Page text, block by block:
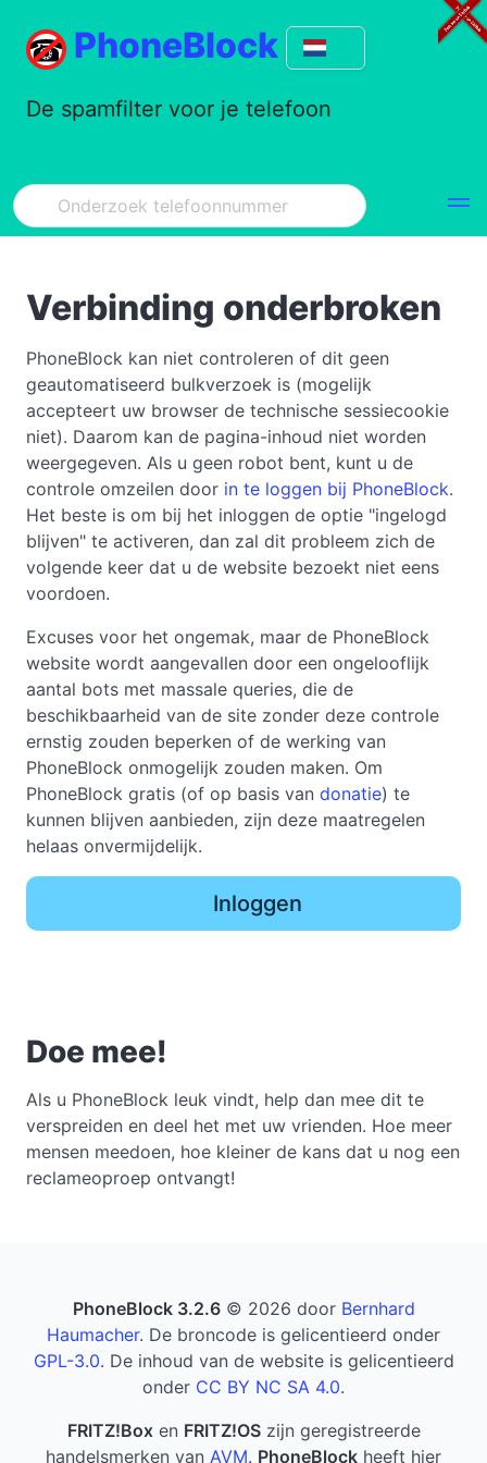
PhoneBlock
De spamfilter voor je telefoon
Verbinding onderbroken
PhoneBlock kan niet controleren of dit geen
geautomatiseerd bulkverzoek is (mogelijk
accepteert uw browser de technische sessiecookie
niet). Daarom kan de pagina-inhoud niet worden
weergegeven. Als u geen robot bent, kunt u de
controle omzeilen door in te loggen bij PhoneBlock.
Het beste is om bij het inloggen de optie "ingelogd
blijven" te activeren, dan zal dit probleem zich de
volgende keer dat u de website bezoekt niet eens
voordoen.
Excuses voor het ongemak, maar de PhoneBlock
website wordt aangevallen door een ongelooflijk
aantal bots met massale queries, die de
beschikbaarheid van de site zonder deze controle
ernstig zouden beperken of de werking van
PhoneBlock onmogelijk zouden maken. Om
PhoneBlock gratis (of op basis van donatie) te
kunnen blijven aanbieden, zijn deze maatregelen
helaas onvermijdelijk.
Inloggen
Doe mee!
Als u PhoneBlock leuk vindt, help dan mee dit te
verspreiden en deel het met uw vrienden. Hoe meer
mensen meedoen, hoe kleiner de kans dat u nog een
reclameoproep ontvangt!
PhoneBlock 3.2.6© 2026 door Bernhard
Haumacher. De broncode is gelicentieerd onder
GPL-3.0. De inhoud van de website is gelicentieerd
onder CC BY NC SA 4.0.
FRITZ!Boxen FRITZ!OSzijn geregistreerde
handelsmerken van AVM. PhoneBlock heeft hier